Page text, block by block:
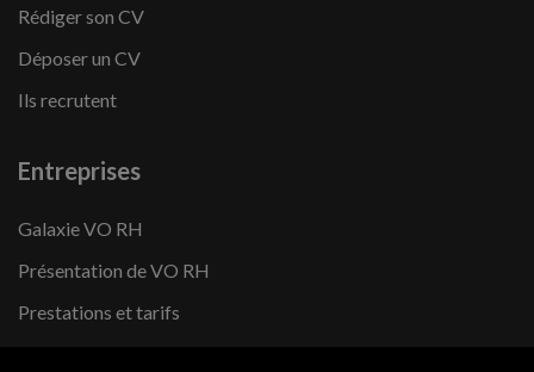
Rédiger son CV
Déposer un CV
Ils recrutent
Entreprises
Galaxie VO RH
Présentation de VO RH
Prestations et tarifs